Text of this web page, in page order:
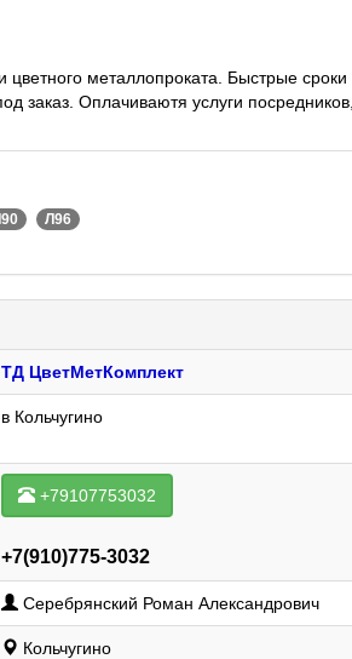
металлопроката. Быстрые сроки
заказ. Оплачиваютя услуги
Л96
ТД ЦветМетКомплект
в Кольчугино
+79107753032
+7(910)775-3032
Серебрянский Роман Александрович
Кольчугино